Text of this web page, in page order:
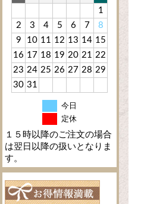
1
2
3 4 5 6 7
8
9
10 11 12 13 14 15
16 17 18 19 20 21 22
23 24 25 26 27 28 29
30 31
今日
定休
１５時以降のご注文の場合
は翌日以降の扱いとなりま
す。